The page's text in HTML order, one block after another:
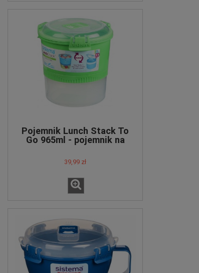
PROBIO JOGURT -
6 fiolek
48,60 zł
do koszyka
Pojemnik Lunch Stack To
Go 965ml - pojemnik na
lunch - różne kolory
39,99 zł